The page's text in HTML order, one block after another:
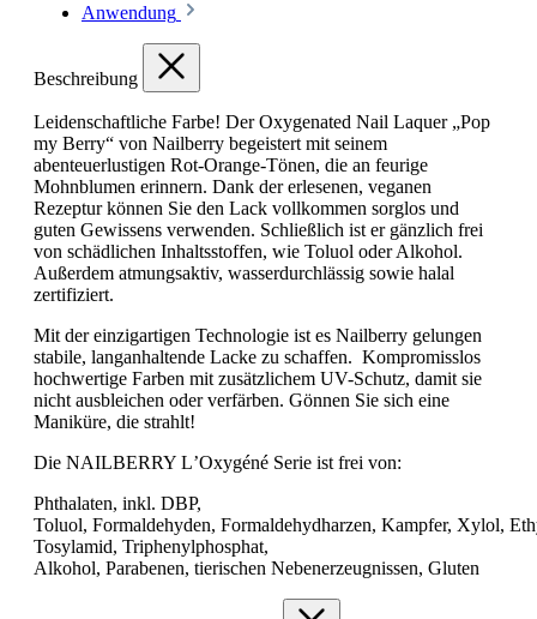
Anwendung
Beschreibung
Leidenschaftliche Farbe! Der Oxygenated Nail Laquer „Pop
my Berry“ von Nailberry begeistert mit seinem
abenteuerlustigen Rot-Orange-Tönen, die an feurige
Mohnblumen erinnern. Dank der erlesenen, veganen
Rezeptur können Sie den Lack vollkommen sorglos und
guten Gewissens verwenden. Schließlich ist er gänzlich frei
von schädlichen Inhaltsstoffen, wie Toluol oder Alkohol.
Außerdem atmungsaktiv, wasserdurchlässig sowie halal
zertifiziert.
Mit der einzigartigen Technologie ist es Nailberry gelungen
stabile, langanhaltende Lacke zu schaffen. Kompromisslos
hochwertige Farben mit zusätzlichem UV-Schutz, damit sie
nicht ausbleichen oder verfärben. Gönnen Sie sich eine
Maniküre, die strahlt!
Die NAILBERRY LʼOxygéné Serie ist frei von:
Phthalaten, inkl. DBP,
Toluol, Formaldehyden, Formaldehydharzen, Kampfer, Xylol,
Tosylamid, Triphenylphosphat,
Alkohol, Parabenen, tierischen Nebenerzeugnissen, Gluten